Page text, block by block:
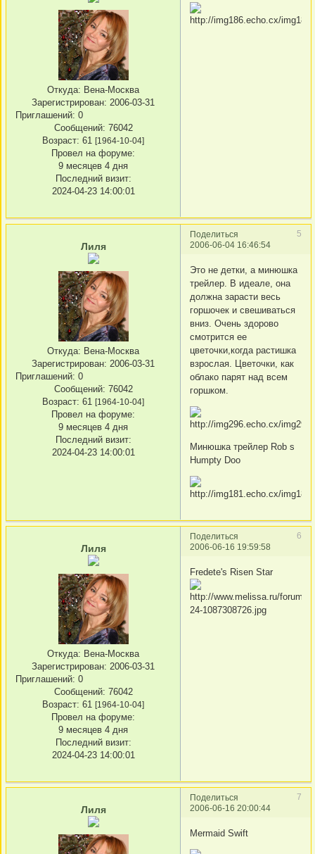
Откуда: Вена-Москва
Зарегистрирован: 2006-03-31
Приглашений: 0
Сообщений: 76042
Возраст: 61 [1964-10-04]
Провел на форуме:
9 месяцев 4 дня
Последний визит:
2024-04-23 14:00:01
Поделиться
5
2006-06-04 16:46:54
Лиля
Откуда: Вена-Москва
Зарегистрирован: 2006-03-31
Приглашений: 0
Сообщений: 76042
Возраст: 61 [1964-10-04]
Провел на форуме:
9 месяцев 4 дня
Последний визит:
2024-04-23 14:00:01
Это не детки, а минюшка
трейлер. В идеале, она
должна зарасти весь
горшочек и свешиваться
вниз. Очень здорово
смотрится ее
цветочки,когда растишка
взрослая. Цветочки, как
облако парят над всем
горшком.
Минюшка трейлер Rob s
Humpty Doo
Поделиться
6
2006-06-16 19:59:58
Лиля
Откуда: Вена-Москва
Зарегистрирован: 2006-03-31
Приглашений: 0
Сообщений: 76042
Возраст: 61 [1964-10-04]
Провел на форуме:
9 месяцев 4 дня
Последний визит:
2024-04-23 14:00:01
Fredete's Risen Star
Поделиться
7
2006-06-16 20:00:44
Лиля
Mermaid Swift